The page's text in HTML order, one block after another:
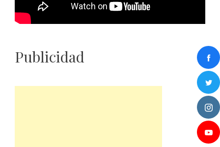
Publicidad